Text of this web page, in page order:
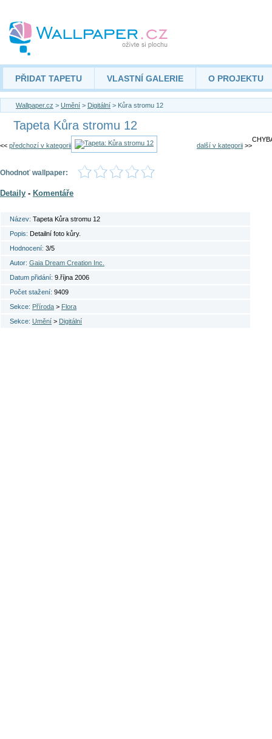
PŘIDAT TAPETU VLASTNÍ GALERIE O PROJEKTU
Wallpaper.cz > Umění > Digitální > Kůra stromu 12
Tapeta Kůra stromu 12
<< předchozí v kategorii další v kategorii >>
Ohodnoť wallpaper:
Detaily - Komentáře
Název: Tapeta Kůra stromu 12
Popis: Detailní foto kůry.
Hodnocení: 3/5
Autor: Gaia Dream Creation Inc.
Datum přidání: 9.října 2006
Počet stažení: 9409
Sekce: Příroda > Flora
Sekce: Umění > Digitální